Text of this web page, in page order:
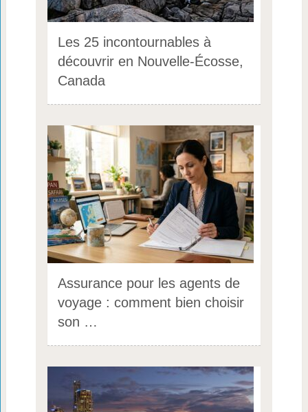
Les 25 incontournables à
découvrir en Nouvelle-Écosse,
Canada
Assurance pour les agents de
voyage : comment bien choisir
son …